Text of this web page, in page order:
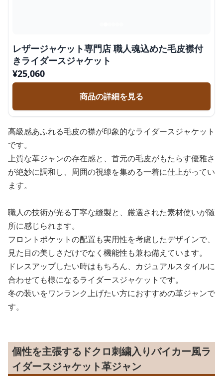
レザージャケット専門店 職人魂込めた毛皮襟付
きライダースジャケット
¥25,060
商品の詳細を見る
高級感あふれる毛皮の襟が印象的なライダースジャケット
です。
上質な革ジャンの存在感と、首元の毛皮がもたらす優雅さ
が絶妙に調和し、周囲の視線を集める一着に仕上がってい
ます。
職人の技術が光る丁寧な縫製と、厳選された素材使いが随
所に感じられます。
フロントポケットの配置も実用性を考慮したデザインで、
見た目の美しさだけでなく機能性も兼ね備えています。
ドレスアップしたい時はもちろん、カジュアルスタイルに
合わせても様になるライダースジャケットです。
冬の装いをワンランク上げたい方におすすめの革ジャンで
す。
個性を主張するドクロ刺繍入りバイカー風ラ
イダースジャケット革ジャン